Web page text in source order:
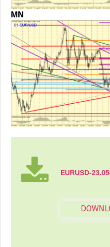
MN
EURUSD-